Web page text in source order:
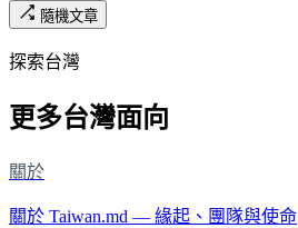
隨機文章
探索台灣
更多台灣面向
關於
關於 Taiwan.md — 緣起、團隊與使命